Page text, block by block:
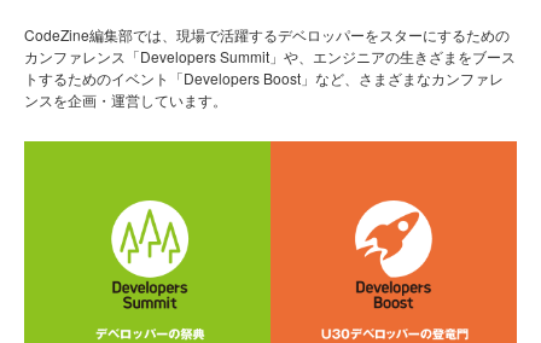
CodeZine編集部では、現場で活躍するデベロッパーをスターにするための
カンファレンス「Developers Summit」や、エンジニアの生きざまをブース
トするためのイベント「Developers Boost」など、さまざまなカンファレ
ンスを企画・運営しています。